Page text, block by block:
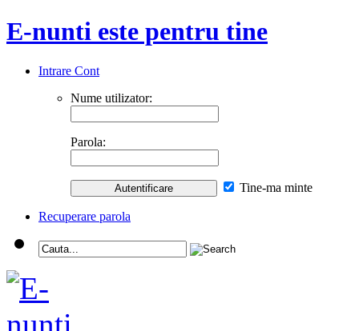
E-nunti este pentru tine
Intrare Cont
Nume utilizator:
Parola:
Tine-ma minte
Recuperare parola